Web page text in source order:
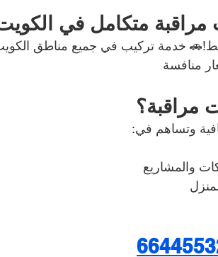
مراقبة متكامل في
خدمة تركيب في جميع مناطق
منافسة
مراقبة؟
وتساهم في:
والمشاريع